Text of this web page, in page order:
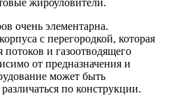
очень элементарна.
с перегородкой, которая
потоков и газоотводящего
от предназначения и
может быть
по конструкции.